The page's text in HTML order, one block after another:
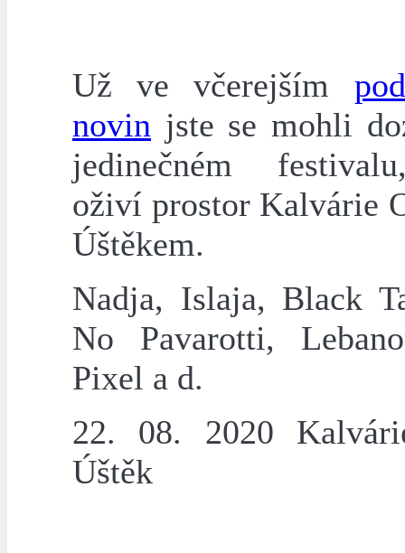
Už ve včerejším
novin jste se mohli
jedinečném
oživí prostor Kalvárie
Úštěkem.
Nadja, Islaja, Black
No Pavarotti,
Pixel a d.
22. 08. 2020
Úštěk